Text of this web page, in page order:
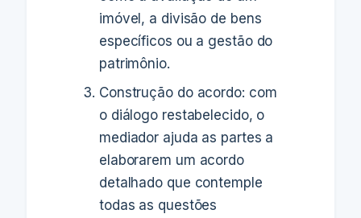
imóvel, a divisão de bens
específicos ou a gestão do
patrimônio.
Construção do acordo: com
o diálogo restabelecido, o
mediador ajuda as partes a
elaborarem um acordo
detalhado que contemple
todas as questões